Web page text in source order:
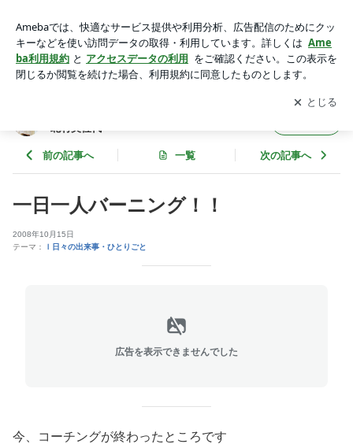
コーチ♡北村美佐代
アプリをダウンロードして ブログの更新通知
を受け取りまし
ょう。
開く
北村美佐代
前の記事へ 一覧 次の記事へ
一日一人バーニング！！
2008年10月15日
テーマ：
ｌ日々の出来事・ひとりごと
広告を表示できませんでした
今、コーチングが終わったところです